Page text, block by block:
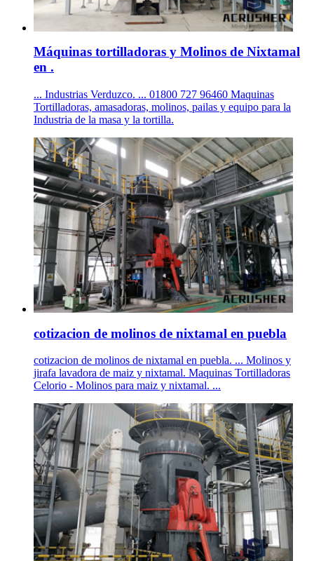
Máquinas tortilladoras y Molinos de Nixtamal
en .
... Industrias Verduzco. ... 01800 727 96460 Maquinas
Tortilladoras, amasadoras, molinos, pailas y equipo para la
Industria de la masa y la tortilla.
cotizacion de molinos de nixtamal en puebla
cotizacion de molinos de nixtamal en puebla. ... Molinos y
jirafa lavadora de maiz y nixtamal. Maquinas Tortilladoras
Celorio - Molinos para maiz y nixtamal. ...